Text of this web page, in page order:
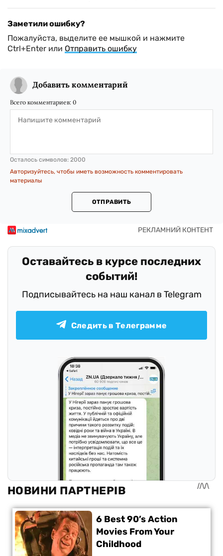
Заметили ошибку?
Пожалуйста, выделите ее мышкой и нажмите
Ctrl+Enter или Отправить ошибку
Добавить комментарий
Всего комментариев: 0
Осталось символов: 2000
Авторизуйтесь, чтобы иметь возможность комментировать
материалы
ОТПРАВИТЬ
Оставайтесь в курсе последних
событий!
Подписывайтесь на наш канал в Telegram
Следить в Телеграмме